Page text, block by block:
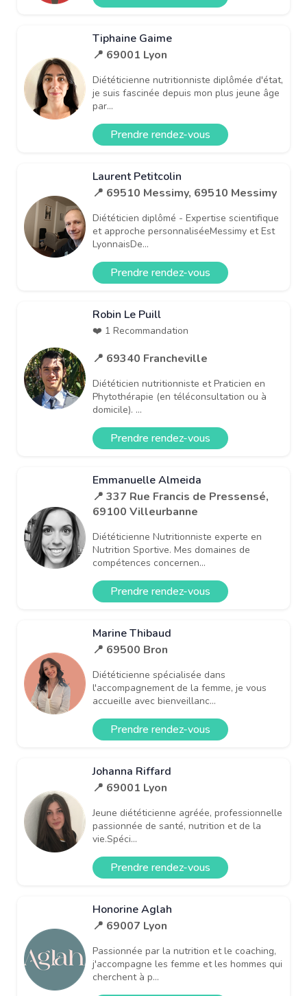
Tiphaine Gaime
📍 69001 Lyon
Diététicienne nutritionniste diplômée d'état,
je suis fascinée depuis mon plus jeune âge
par...
Prendre rendez-vous
Laurent Petitcolin
📍 69510 Messimy, 69510 Messimy
Diététicien diplômé - Expertise scientifique
et approche personnaliséeMessimy et Est
LyonnaisDe...
Prendre rendez-vous
Robin Le Puill
❤️ 1 Recommandation
📍 69340 Francheville
Diététicien nutritionniste et Praticien en
Phytothérapie (en téléconsultation ou à
domicile). ...
Prendre rendez-vous
Emmanuelle Almeida
📍 337 Rue Francis de Pressensé,
69100 Villeurbanne
Diététicienne Nutritionniste experte en
Nutrition Sportive. Mes domaines de
compétences concernen...
Prendre rendez-vous
Marine Thibaud
📍 69500 Bron
Diététicienne spécialisée dans
l'accompagnement de la femme, je vous
accueille avec bienveillanc...
Prendre rendez-vous
Johanna Riffard
📍 69001 Lyon
Jeune diététicienne agréée, professionnelle
passionnée de santé, nutrition et de la
vie.Spéci...
Prendre rendez-vous
Honorine Aglah
📍 69007 Lyon
Passionnée par la nutrition et le coaching,
j'accompagne les femme et les hommes qui
cherchent à p...